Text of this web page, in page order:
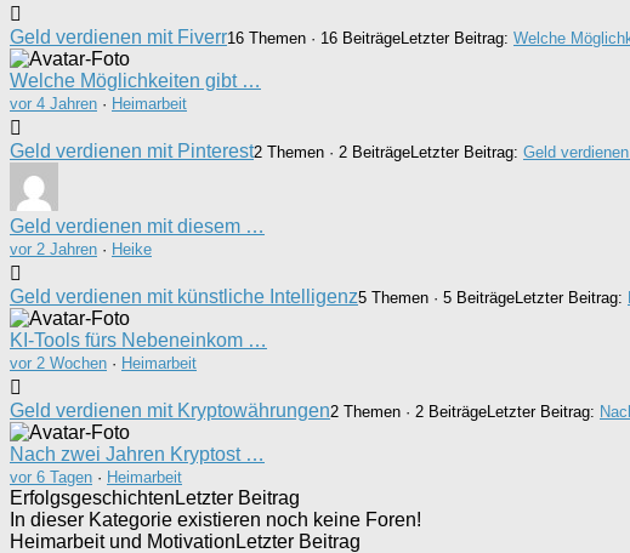
Geld verdienen mit Fiverr16 Themen · 16 BeiträgeLetzter Beitrag: Welche
Welche Möglichkeiten gibt …
vor 4 Jahren · Heimarbeit
Geld verdienen mit Pinterest2 Themen · 2 BeiträgeLetzter Beitrag: Geld
Geld verdienen mit diesem …
vor 2 Jahren · Heike
Geld verdienen mit künstliche Intelligenz5 Themen · 5 BeiträgeLetzter Beitrag:
KI-Tools fürs Nebeneinkom …
vor 2 Wochen · Heimarbeit
Geld verdienen mit Kryptowährungen2 Themen · 2 BeiträgeLetzter Beitrag:
Nach zwei Jahren Kryptost …
vor 6 Tagen · Heimarbeit
Erfolgsgeschichten Letzter Beitrag
In dieser Kategorie existieren noch keine Foren!
Heimarbeit und Motivation Letzter Beitrag